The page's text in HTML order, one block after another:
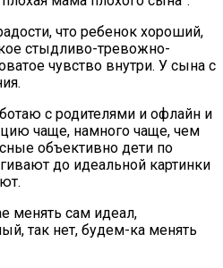
что ребенок хороший,
стыдливо-тревожно-
чувство внутри. У сына с
с родителями и офлайн и
чаще, намного чаще, чем
объективно дети по
до идеальной картинки
менять сам идеал,
так нет, будем-ка менять